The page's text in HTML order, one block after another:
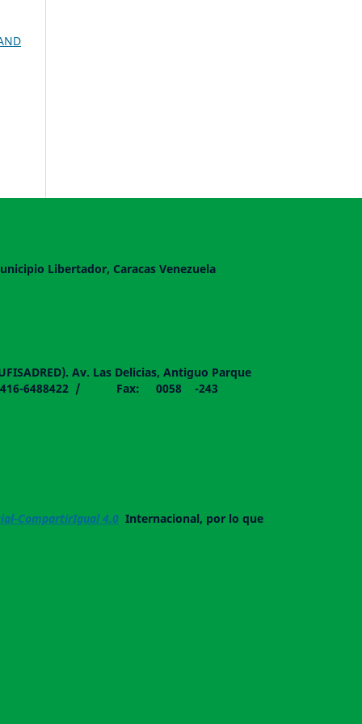
Libertador, Caracas Venezuela
Av. Las Delicias, Antiguo Parque
- 0416-6488422 / Fax: 0058 -243
CompartirIgual 4.0 Internacional, por lo que